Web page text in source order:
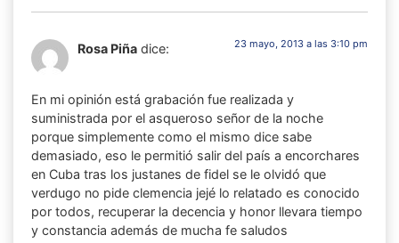
Rosa Piña dice: 23 mayo, 2013 a las 3:10 pm
En mi opinión está grabación fue realizada y
suministrada por el asqueroso señor de la noche
porque simplemente como el mismo dice sabe
demasiado, eso le permitió salir del país a encorchares
en Cuba tras los justanes de fidel se le olvidó que
verdugo no pide clemencia jejé lo relatado es conocido
por todos, recuperar la decencia y honor llevara tiempo
y constancia además de mucha fe saludos